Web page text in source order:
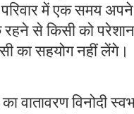
में एक समय अपने
से किसी को परेशान
का सहयोग नहीं लेंगे।
विनोदी